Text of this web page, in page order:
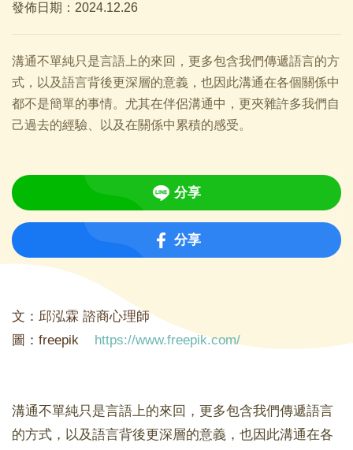
發佈日期：2024.12.26
溝通不單純只是言語上的來回，更多包含我們傳遞語言的方
式，以及語言背後更深層的意義，也因此溝通在各個關係中
都不是簡單的事情。尤其在伴侶溝通中，更夾雜許多我們自
己過去的經驗、以及在關係中累積的感受。
分享
分享
文：邱泓霖 諮商心理師
圖：freepik https://www.freepik.com/
溝通不單純只是言語上的來回，更多包含我們傳遞語言
的方式，以及語言背後更深層的意義，也因此溝通在各